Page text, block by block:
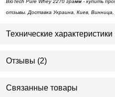
BioTech Pure Whey 2270 грамм - купить
отзывы. Доставка Украина, Киев,
Технические характеристики
Отзывы (2)
Связанные товары